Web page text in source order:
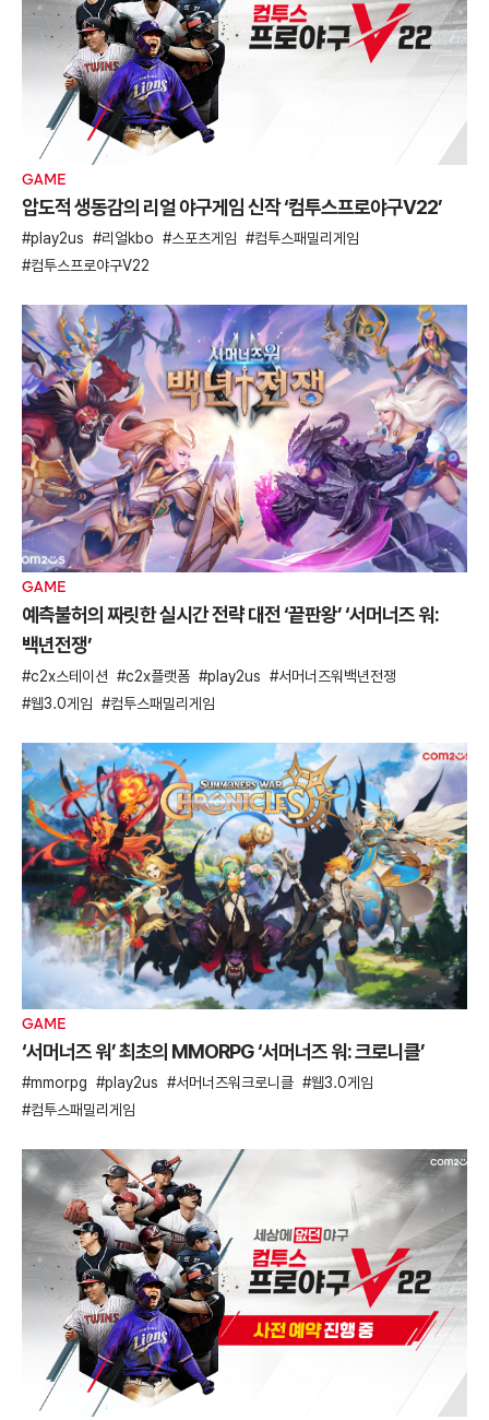
GAME
압도적 생동감의 리얼 야구게임 신작 ‘컴투스프로야구V22’
play2us 리얼kbo 스포츠게임
컴투스패밀리게임
컴투스프로야구V22
GAME
예측불허의 짜릿한 실시간 전략 대전 ‘끝판왕’ ‘서머너즈 워:
백년전쟁’
c2x스테이션 c2x플랫폼 play2us
서머너즈워백년전쟁
웹3.0게임
컴투스패밀리게임
GAME
‘서머너즈 워’ 최초의 MMORPG ‘서머너즈 워: 크로니클’
mmorpg play2us 서머너즈워크로니클
웹3.0게임
컴투스패밀리게임